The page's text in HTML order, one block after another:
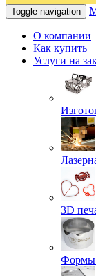
Toggle navigation
О компании
Как купить
Услуги на
3D
Формы